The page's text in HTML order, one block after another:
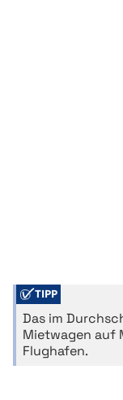
TIPP
Das im
Mietwagen auf
Flughafen.